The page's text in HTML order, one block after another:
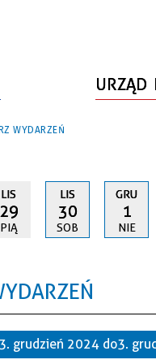
URZĄD
WYDARZEŃ
LIS
29
PIĄ
LIS
30
SOB
GRU
1
NIE
3. grudzień 2024 do 3.